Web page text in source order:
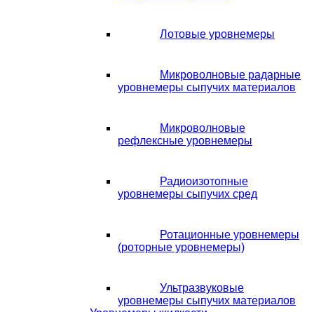
Лотовые уровнемеры
Микроволновые радарные
уровнемеры сыпучих материалов
Микроволновые
рефлексные уровнемеры
Радиоизотопные
уровнемеры сыпучих сред
Ротационные уровнемеры
(роторные уровнемеры)
Ультразвуковые
уровнемеры сыпучих материалов